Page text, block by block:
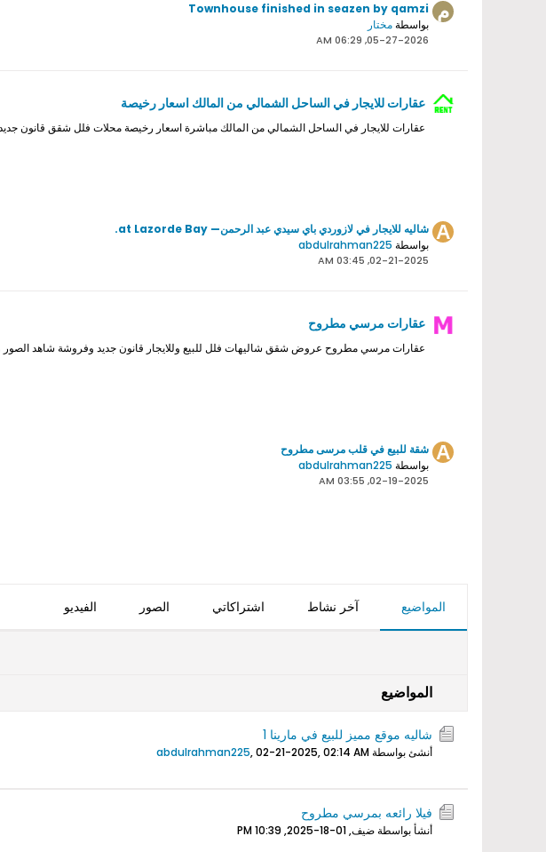
Townhouse finished in seazen by qamzi
بواسطةمختار
05-27-2026, 06:29 AM
عقارات للايجار في الساحل الشمالي من المالك اسعار رخيصة
عقارات للايجار في الساحل الشمالي من المالك مباشرة اسعار رخيصة محلات فلل شقق قانون
شاليه للايجار في لازوردي باي سيدي عبد الرحمن— at Lazorde Bay.
بواسطة abdulrahman225
02-21-2025, 03:45 AM
عقارات مرسي مطروح
عقارات مرسي مطروح عروض شقق شاليهات فلل للبيع وللايجار قانون جديد وفروشة شاهد الصور
شقة للبيع في قلب مرسى مطروح
بواسطة abdulrahman225
02-19-2025, 03:55 AM
المواضيع آخر نشاط اشتراكاتي الصور الفيديو
المواضيع
شاليه موقع مميز للبيع في مارينا 1
أنشئ بواسطة abdulrahman225,02-21-2025, 02:14 AM
فيلا رائعه بمرسي مطروح
أنشأ بواسطة ضيف,01-18-2025, 10:39 PM